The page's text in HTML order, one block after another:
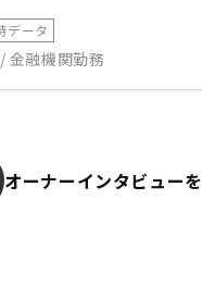
データ
金融機関勤務
オーナーインタビューを